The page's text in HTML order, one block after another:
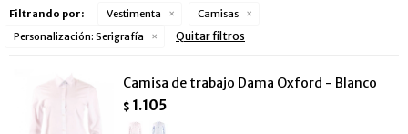
Filtrando por: Vestimenta
Camisas
Personalización: Serigrafía Quitar filtros
Camisa de trabajo Dama Oxford - Blanco
$ 1.105